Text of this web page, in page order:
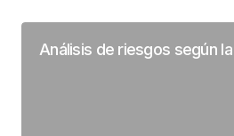
Análisis de riesgos según la